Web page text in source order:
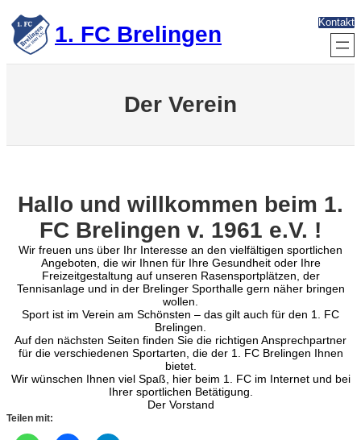
Zum
Inhalt
springen 1. FC Brelingen Kontakt
Der Verein
Hallo und willkommen beim 1.
FC Brelingen v. 1961 e.V. !
Wir freuen uns über Ihr Interesse an den vielfältigen sportlichen
Angeboten, die wir Ihnen für Ihre Gesundheit oder Ihre
Freizeitgestaltung auf unseren Rasensportplätzen, der
Tennisanlage und in der Brelinger Sporthalle gern näher bringen
wollen.
Sport ist im Verein am Schönsten – das gilt auch für den 1. FC
Brelingen.
Auf den nächsten Seiten finden Sie die richtigen Ansprechpartner
für die verschiedenen Sportarten, die der 1. FC Brelingen Ihnen
bietet.
Wir wünschen Ihnen viel Spaß, hier beim 1. FC im Internet und bei
Ihrer sportlichen Betätigung.
Der Vorstand
Teilen mit: